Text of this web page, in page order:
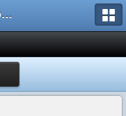
AMXX.pl: Support AMX Mod X i SourceMod